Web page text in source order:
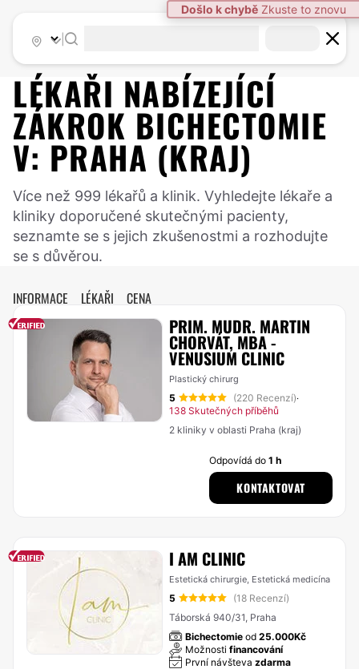
LÉKAŘI NABÍZEJÍCÍ
ZÁKROK BICHECTOMIE
V: PRAHA (KRAJ)
Více než 999 lékařů a klinik. Vyhledejte lékaře a
kliniky doporučené skutečnými pacienty,
seznamte se s jejich zkušenostmi a rozhodujte
se s důvěrou.
INFORMACE LÉKAŘI CENA
PRIM. MUDR. MARTIN
CHORVÁT, MBA -
VENUSIUM CLINIC
Plastický chirurg
5 (220 Recenzí)·
138 Skutečných příběhů
2 kliniky v oblasti Praha (kraj)
Odpovídá do1 h
KONTAKTOVAT
I AM CLINIC
Estetická chirurgie, Estetická medicína
5
(18 Recenzí)
Táborská 940/31, Praha
Bichectomie od 25.000Kč
Možnosti financování
První návšteva zdarma